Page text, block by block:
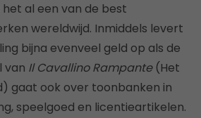
al een van de best
wereldwijd. Inmiddels levert
bijna evenveel geld op als de
van Il Cavallino Rampante(Het
gaat ook over toonbanken in
speelgoed en licentieartikelen.